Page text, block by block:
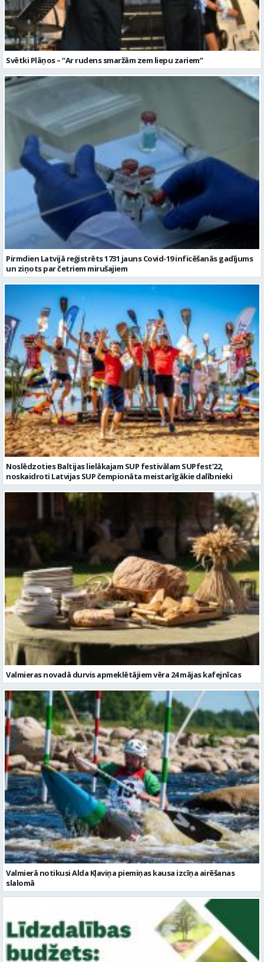
Svētki Plāņos – “Ar rudens smaržām zem liepu zariem”
Pirmdien Latvijā reģistrēts 1731 jauns Covid-19 inficēšanās gadījums
un ziņots par četriem mirušajiem
Noslēdzoties Baltijas lielākajam SUP festivālam SUPfest’22,
noskaidroti Latvijas SUP čempionāta meistarīgākie dalībnieki
Valmieras novadā durvis apmeklētājiem vēra 24 mājas kafejnīcas
Valmierā notikusi Alda Kļaviņa piemiņas kausa izcīņa airēšanas
slalomā